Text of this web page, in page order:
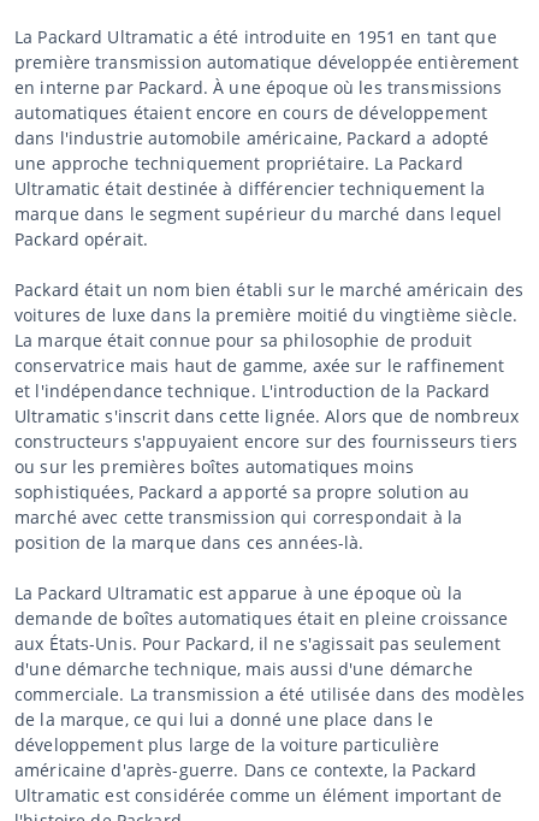
La Packard Ultramatic a été introduite en 1951 en tant que
première transmission automatique développée entièrement
en interne par Packard. À une époque où les transmissions
automatiques étaient encore en cours de développement
dans l'industrie automobile américaine, Packard a adopté
une approche techniquement propriétaire. La Packard
Ultramatic était destinée à différencier techniquement la
marque dans le segment supérieur du marché dans lequel
Packard opérait.
Packard était un nom bien établi sur le marché américain des
voitures de luxe dans la première moitié du vingtième siècle.
La marque était connue pour sa philosophie de produit
conservatrice mais haut de gamme, axée sur le raffinement
et l'indépendance technique. L'introduction de la Packard
Ultramatic s'inscrit dans cette lignée. Alors que de nombreux
constructeurs s'appuyaient encore sur des fournisseurs tiers
ou sur les premières boîtes automatiques moins
sophistiquées, Packard a apporté sa propre solution au
marché avec cette transmission qui correspondait à la
position de la marque dans ces années-là.
La Packard Ultramatic est apparue à une époque où la
demande de boîtes automatiques était en pleine croissance
aux États-Unis. Pour Packard, il ne s'agissait pas seulement
d'une démarche technique, mais aussi d'une démarche
commerciale. La transmission a été utilisée dans des modèles
de la marque, ce qui lui a donné une place dans le
développement plus large de la voiture particulière
américaine d'après-guerre. Dans ce contexte, la Packard
Ultramatic est considérée comme un élément important de